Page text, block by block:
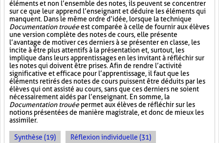
éléments et non l’ensemble des notes, ils peuvent se concentrer
sur ce que leur apprend l’enseignant et déduire les éléments qui
manquent. Dans le même ordre d’idée, lorsque la technique
Documentation trouéeest comparée à celle de fournir aux élèves
une version complète des notes de cours, elle présente
l’avantage de motiver ces derniers à se présenter en classe, les
incite à être plus attentifs à la présentation et, surtout, les
implique dans leurs apprentissages en les invitant à réfléchir sur
les notes qui doivent être prises. Afin de rendre l’activité
significative et efficace pour l’apprentissage, il faut que les
éléments retirés des notes de cours puissent être déduits par les
élèves qui ont assisté au cours, sans que ces derniers ne soient
nécessairement aidés par l’enseignant. En somme, la
Documentation trouéepermet aux élèves de réfléchir sur les
notions présentées de manière magistrale, et donc de mieux les
assimiler.
Synthèse (19) Réflexion individuelle (31)